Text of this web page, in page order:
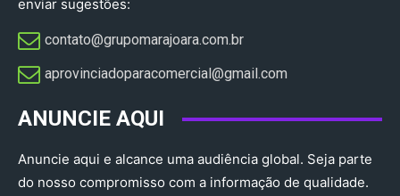
enviar sugestões:
contato@grupomarajoara.com.br
aprovinciadoparacomercial@gmail.com​
ANUNCIE AQUI
Anuncie aqui e alcance uma audiência global. Seja parte
do nosso compromisso com a informação de qualidade.